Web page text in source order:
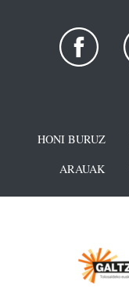
HONI BURUZ
ARAUAK